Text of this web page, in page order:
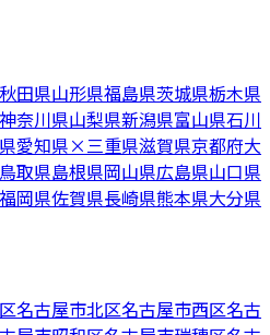
秋田県山形県福島県茨城県栃木県
神奈川県山梨県新潟県富山県石川
愛知県× 三重県滋賀県京都府大
鳥取県島根県岡山県広島県山口県
福岡県佐賀県長崎県熊本県大分県
名古屋市北区名古屋市西区名古